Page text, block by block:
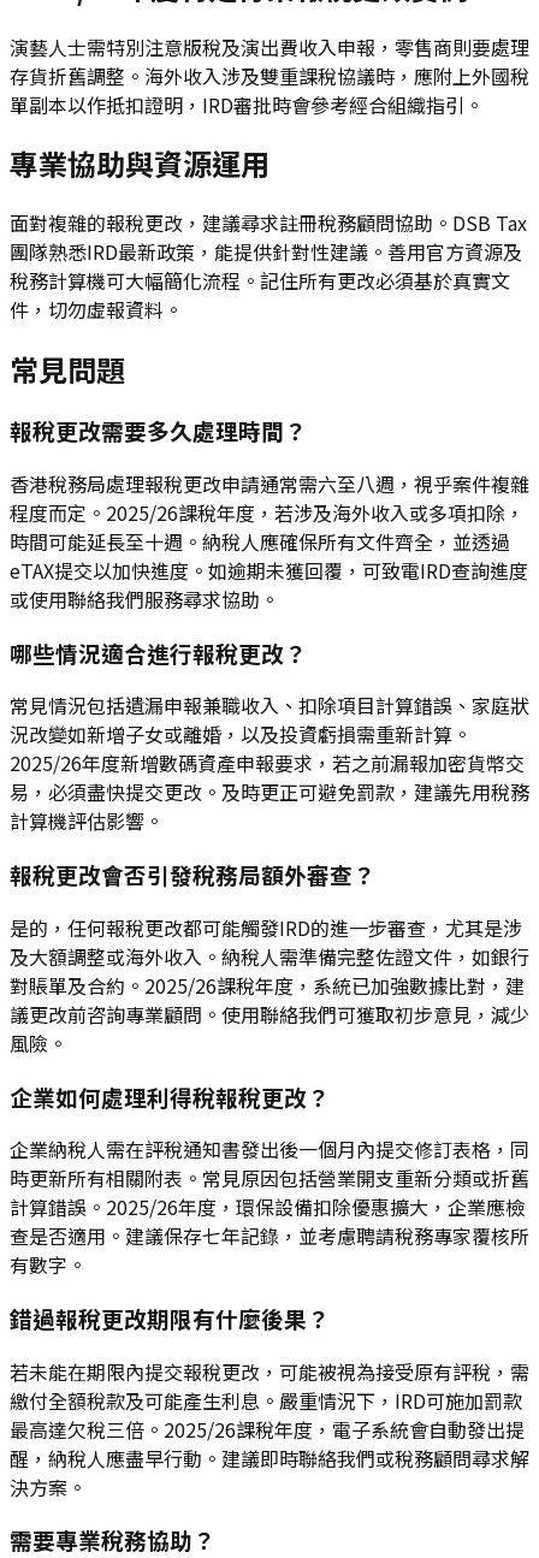
演藝人士需特別注意版稅及演出費收入申報，零售商則要處理
存貨折舊調整。海外收入涉及雙重課稅協議時，應附上外國稅
單副本以作抵扣證明，IRD審批時會參考經合組織指引。
專業協助與資源運用
面對複雜的報稅更改，建議尋求註冊稅務顧問協助。DSB Tax
團隊熟悉IRD最新政策，能提供針對性建議。善用官方資源及
稅務計算機可大幅簡化流程。記住所有更改必須基於真實文
件，切勿虛報資料。
常見問題
報稅更改需要多久處理時間？
香港稅務局處理報稅更改申請通常需六至八週，視乎案件複雜
程度而定。2025/26課稅年度，若涉及海外收入或多項扣除，
時間可能延長至十週。納稅人應確保所有文件齊全，並透過
eTAX提交以加快進度。如逾期未獲回覆，可致電IRD查詢進度
或使用聯絡我們服務尋求協助。
哪些情況適合進行報稅更改？
常見情況包括遺漏申報兼職收入、扣除項目計算錯誤、家庭狀
況改變如新增子女或離婚，以及投資虧損需重新計算。
2025/26年度新增數碼資產申報要求，若之前漏報加密貨幣交
易，必須盡快提交更改。及時更正可避免罰款，建議先用稅務
計算機評估影響。
報稅更改會否引發稅務局額外審查？
是的，任何報稅更改都可能觸發IRD的進一步審查，尤其是涉
及大額調整或海外收入。納稅人需準備完整佐證文件，如銀行
對賬單及合約。2025/26課稅年度，系統已加強數據比對，建
議更改前咨詢專業顧問。使用聯絡我們可獲取初步意見，減少
風險。
企業如何處理利得稅報稅更改？
企業納稅人需在評稅通知書發出後一個月內提交修訂表格，同
時更新所有相關附表。常見原因包括營業開支重新分類或折舊
計算錯誤。2025/26年度，環保設備扣除優惠擴大，企業應檢
查是否適用。建議保存七年記錄，並考慮聘請稅務專家覆核所
有數字。
錯過報稅更改期限有什麼後果？
若未能在期限內提交報稅更改，可能被視為接受原有評稅，需
繳付全額稅款及可能產生利息。嚴重情況下，IRD可施加罰款
最高達欠稅三倍。2025/26課稅年度，電子系統會自動發出提
醒，納稅人應盡早行動。建議即時聯絡我們或稅務顧問尋求解
決方案。
需要專業稅務協助？